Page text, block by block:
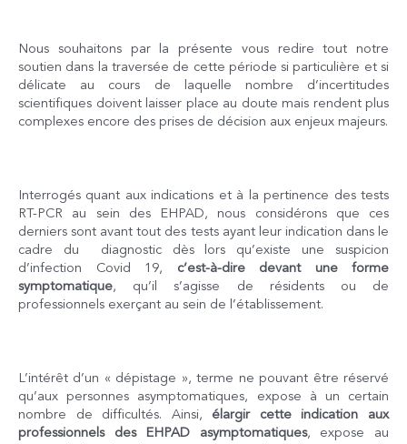
Nous souhaitons par la présente vous redire tout notre
soutien dans la traversée de cette période si particulière et si
délicate au cours de laquelle nombre d’incertitudes
scientifiques doivent laisser place au doute mais rendent plus
complexes encore des prises de décision aux enjeux majeurs.
Interrogés quant aux indications et à la pertinence des tests
RT-PCR au sein des EHPAD, nous considérons que ces
derniers sont avant tout des tests ayant leur indication dans le
cadre du diagnostic dès lors qu’existe une suspicion
d’infection Covid 19, c’est-à-dire devant une forme
symptomatique, qu’il s’agisse de résidents ou de
professionnels exerçant au sein de l’établissement.
L’intérêt d’un « dépistage », terme ne pouvant être réservé
qu’aux personnes asymptomatiques, expose à un certain
nombre de difficultés. Ainsi, élargir cette indication aux
professionnels des EHPAD asymptomatiques, expose au